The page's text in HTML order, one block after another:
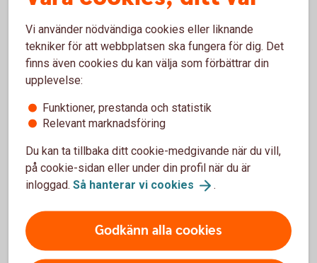
och sammansättning, ledning och företagskultur,
ersättning till ledning och anställda.
Andra delar är riskhantering, efterlevnad och
korruption och mutor.
Miljö (E)
Vi använder nödvändiga cookies eller liknande
tekniker för att webbplatsen ska fungera för dig. Det
finns även cookies du kan välja som förbättrar din
upplevelse:
Funktioner, prestanda och statistik
Relevant marknadsföring
Du kan ta tillbaka ditt cookie-medgivande när du vill,
på cookie-sidan eller under din profil när du är
inloggad. Så hanterar vi cookies .
Godkänn alla cookies